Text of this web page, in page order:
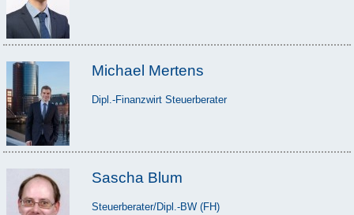
Michael Mertens
Dipl.-Finanzwirt Steuerberater
Sascha Blum
Steuerberater/Dipl.-BW (FH)